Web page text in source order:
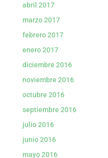
abril 2017
marzo 2017
febrero 2017
enero 2017
diciembre 2016
noviembre 2016
octubre 2016
septiembre 2016
julio 2016
junio 2016
mayo 2016